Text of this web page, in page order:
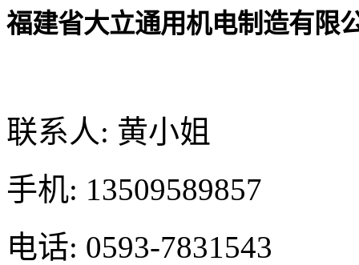
福建省大立通用机电制造有限
联系人: 黄小姐
手机: 13509589857
电话: 0593-7831543